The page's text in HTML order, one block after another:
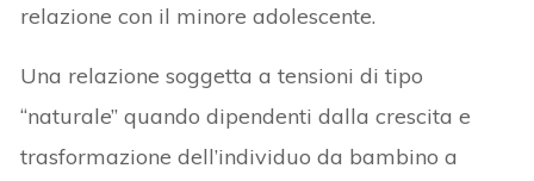
relazione con il minore adolescente.
Una relazione soggetta a tensioni di tipo
“naturale” quando dipendenti dalla crescita e
trasformazione dell’individuo da bambino a